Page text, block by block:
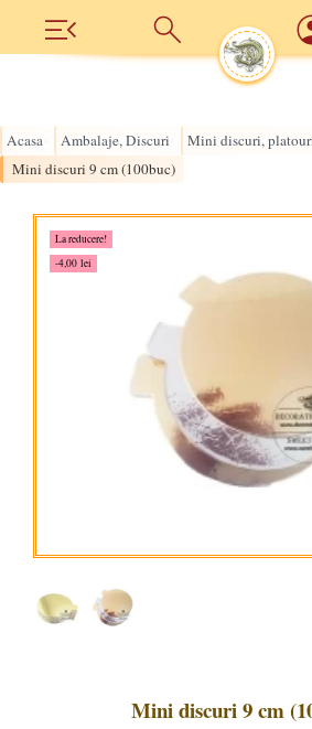
Acasa Ambalaje, Discuri Mini discuri,
Mini discuri 9 cm (100buc)
La reducere!
-4,00 lei
Mini discuri 9 cm